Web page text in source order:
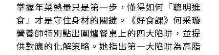
掌握年菜熱量只是第一步，懂得如何「聰明進
食」才是守住身材的關鍵。《好食課》何采璇
營養師特別點出圍爐餐桌上的四大陷阱，並提
供對應的化解策略。她指出第一大陷阱為高脂